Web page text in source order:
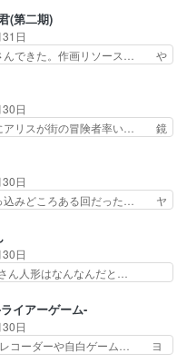
が好物… 今回はあかやし1体
の… 今更だけど霊が性行為
な…
いしたところが好き… 初コミ
は妥当だよね。俺… 藤森さん
、また涙腺が⋯… 〜漫画に
｣娘に漫画であ… 何回この作
いなあ。同… コミティア参加
る先生(… お母さん、娘にあ
泣いち…
(第二期)
日
んできた。作画リソース… や
使いになれるという… こっち
たクセが強いw色… 頼重が完
毎回敵キャラが… 弧次郎「欲
るなら大飯食… 変化球な演出
最終的に… この高らかなDT
じるも… この作品は近年稀に
の充…
日
アリスが街の冒険者率い… 鏡
たアリスの父ちゃん… 成長限
と定めた上位存… 大規模バト
してばっかり… やっぱり勇者
率力LV9… 普通の人間の親子
そのために役割を超越する
アリスのお陰で他の勇者達も
日
込みどころある回だった… ヤ
たり、タバコを生産… ここう
バリ言ってくれて… おかし
話好きの陰に支配… ヤクねこ
見て切なくなっ… 普段は選別
正… なんか今日はかなり一
っ… 先週と比べてまだまとも
…
日
さん人形はなんなんだと…
現代に継承されている… ダラ
出会いの話やはりダ… ダラさ
げに恐ろしいは人… 第５話感
ぎ物?の礼とし… 第５話感
イアーゲーム-
日
レコーダーや自白ゲーム… ヨ